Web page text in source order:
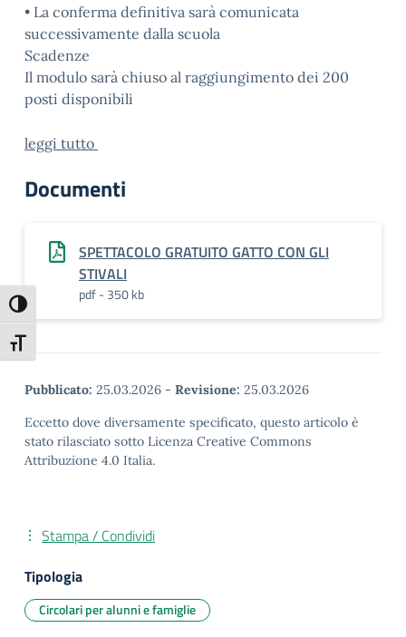
Attiva/disattiva alto contrasto
Attiva/disattiva dimensione testo
• La conferma definitiva sarà comunicata
successivamente dalla scuola
Scadenze
Il modulo sarà chiuso al raggiungimento dei 200
posti disponibili
leggi tutto
Documenti
SPETTACOLO GRATUITO GATTO CON GLI
STIVALI
pdf - 350 kb
Pubblicato: 25.03.2026 - Revisione: 25.03.2026
Eccetto dove diversamente specificato, questo articolo è
stato rilasciato sotto Licenza Creative Commons
Attribuzione 4.0 Italia.
Stampa / Condividi
Tipologia
Circolari per alunni e famiglie